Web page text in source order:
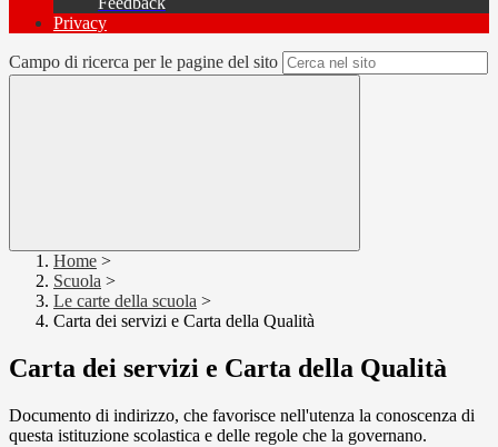
Privacy
Campo di ricerca per le pagine del sito
Home >
Scuola >
Le carte della scuola >
Carta dei servizi e Carta della Qualità
Carta dei servizi e Carta della Qualità
Documento di indirizzo, che favorisce nell'utenza la conoscenza di
questa istituzione scolastica e delle regole che la governano.